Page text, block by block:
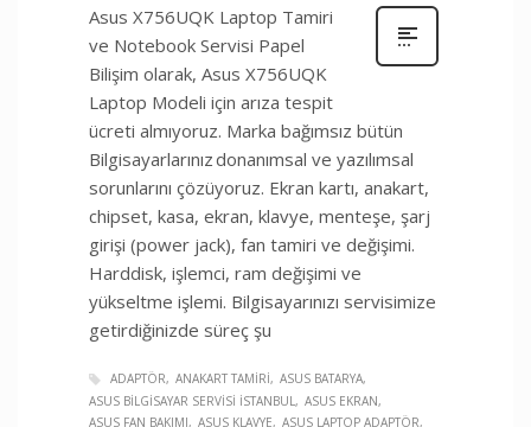
Asus X756UQK Laptop Tamiri
ve Notebook Servisi Papel
Bilişim olarak, Asus X756UQK
Laptop Modeli için arıza tespit
ücreti almıyoruz. Marka bağımsız bütün
Bilgisayarlarınız donanımsal ve yazılımsal
sorunlarını çözüyoruz. Ekran kartı, anakart,
chipset, kasa, ekran, klavye, menteşe, şarj
girişi (power jack), fan tamiri ve değişimi.
Harddisk, işlemci, ram değişimi ve
yükseltme işlemi. Bilgisayarınızı servisimize
getirdiğinizde süreç şu
ADAPTÖR ANAKART TAMIRI
ASUS BATARYA
ASUS BILGISAYAR SERVISI İSTANBUL ASUS EKRAN
ASUS FAN BAKIMI
ASUS KLAVYE
ASUS LAPTOP ADAPTÖR